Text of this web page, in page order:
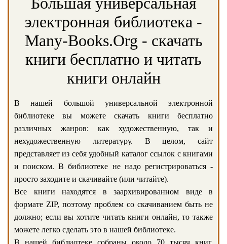
электронная библиотека -
Many-Books.Org - скачать
книги бесплатно и читать
книги онлайн
В нашей большой универсальной электронной
библиотеке вы можете скачать книги бесплатно
различных жанров: как художественную, так и
нехудожественную литературу. В целом, сайт
представляет из себя удобный каталог ссылок с книгами
и поиском. В библиотеке не надо регистрироваться -
просто заходите и скачивайте (или читайте).
Все книги находятся в заархивированном виде в
формате ZIP, поэтому проблем со скачиванием быть не
должно; если вы хотите читать книги онлайн, то также
можете легко сделать это в нашей библиотеке.
В нашей библиотеке собраны около 70 тысяч книг,